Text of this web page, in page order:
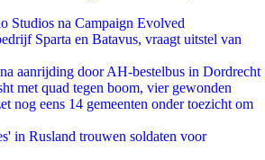
Studios na Campaign Evolved
Sparta en Batavus, vraagt uitstel van
aanrijding door AH-bestelbus in Dordrecht
met quad tegen boom, vier gewonden
nog eens 14 gemeenten onder toezicht om
in Rusland trouwen soldaten voor